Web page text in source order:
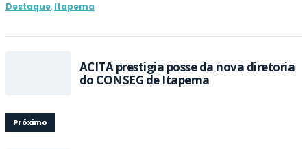
Destaque, Itapema
ACITA prestigia posse da nova diretoria
do CONSEG de Itapema
Próximo